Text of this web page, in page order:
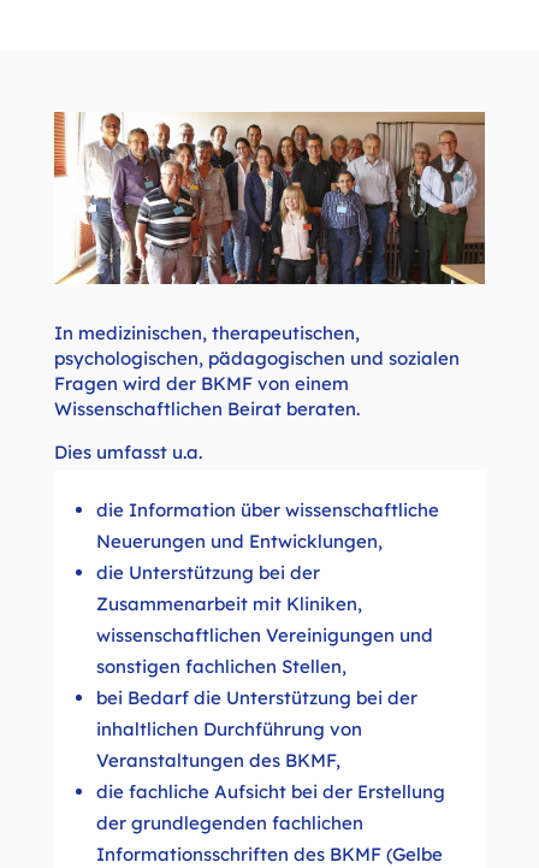
In medizinischen, therapeutischen,
psychologischen, pädagogischen und sozialen
Fragen wird der BKMF von einem
Wissenschaftlichen Beirat beraten.
Dies umfasst u.a.
die Information über wissenschaftliche
Neuerungen und Entwicklungen,
die Unterstützung bei der
Zusammenarbeit mit Kliniken,
wissenschaftlichen Vereinigungen und
sonstigen fachlichen Stellen,
bei Bedarf die Unterstützung bei der
inhaltlichen Durchführung von
Veranstaltungen des BKMF,
die fachliche Aufsicht bei der Erstellung
der grundlegenden fachlichen
Informationsschriften des BKMF (Gelbe